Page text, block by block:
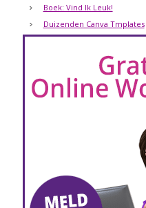
Boek: Vind Ik Leuk!
Duizenden Canva Tmplates